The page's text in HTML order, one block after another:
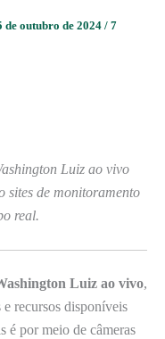
de outubro de 2024 / 7
Luiz ao vivo
sites de monitoramento
real.
Luiz ao vivo,
recursos disponíveis
é por meio de câmeras